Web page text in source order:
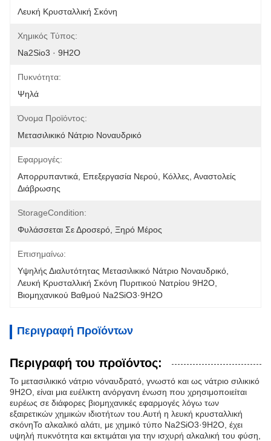
Λευκή Κρυσταλλική Σκόνη
Χημικός Τύπος:
Na2Sio3 · 9H2O
Πυκνότητα:
Ψηλά
Όνομα Προϊόντος:
Μετασιλικικό Νάτριο Νοναυδρικό
Εφαρμογές:
Απορρυπαντικά, Επεξεργασία Νερού, Κόλλες, Αναστολείς
Διάβρωσης
StorageCondition:
Φυλάσσεται Σε Δροσερό, Ξηρό Μέρος
Επισημαίνω:
Υψηλής Διαλυτότητας Μετασιλικικό Νάτριο Νοναυδρικό
Λευκή Κρυσταλλική Σκόνη Πυριτικού Νατρίου 9H2O
Βιομηχανικού Βαθμού Na2SiO3·9H2O
Περιγραφή Προϊόντων
Περιγραφή του προϊόντος:
Το μετασιλικικό νάτριο νόναυδρατό, γνωστό και ως νάτριο σιλικικό
9H2O, είναι μια ευέλικτη ανόργανη ένωση που χρησιμοποιείται
ευρέως σε διάφορες βιομηχανικές εφαρμογές λόγω των
εξαιρετικών χημικών ιδιοτήτων του.Αυτή η λευκή κρυσταλλική
σκόνηΤο αλκαλικό αλάτι, με χημικό τύπο Na2SiO3·9H2O, έχει
υψηλή πυκνότητα και εκτιμάται για την ισχυρή αλκαλική του φύση,